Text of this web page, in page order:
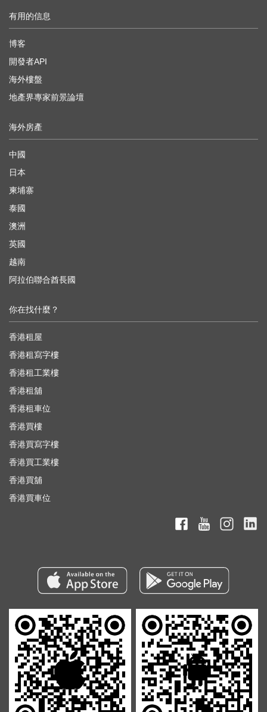
有用的信息
博客
開發者API
海外樓盤
地產界專家前景論壇
海外房產
中國
日本
柬埔寨
泰國
澳洲
英國
越南
阿拉伯聯合酋長國
你在找什麼？
香港租屋
香港租寫字樓
香港租工業樓
香港租舖
香港租車位
香港買樓
香港買寫字樓
香港買工業樓
香港買舖
香港買車位